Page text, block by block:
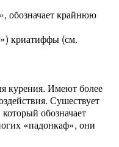
обозначает крайнюю
криатиффы (см.
Имеют более
Сушествует
обозначает
«падонкаф», они